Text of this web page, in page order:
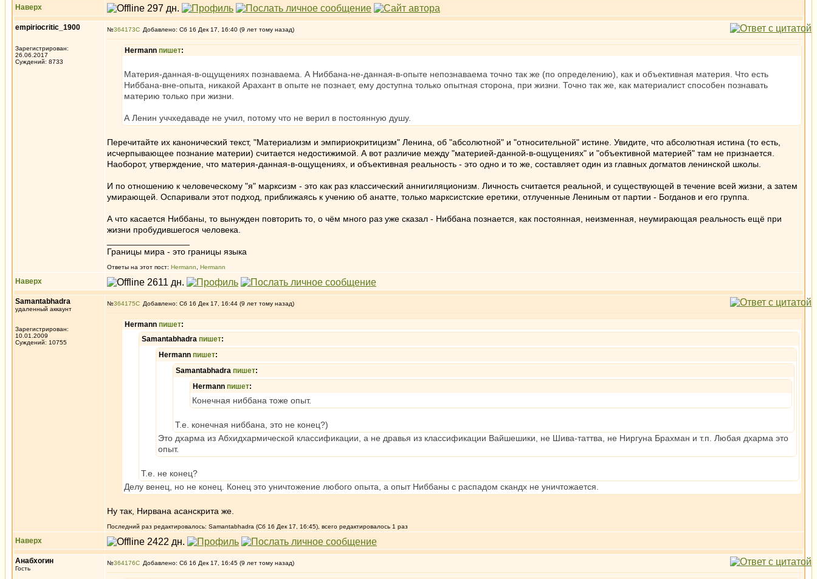
Наверх
empiriocritic_1900
Зарегистрирован:
26.06.2017
Суждений: 8733
№364173 Добавлено: Сб 16 Дек 17, 16:40 (9 лет тому назад)
Hermann пишет:
Материя-данная-в-ощущениях познаваема. А Ниббана-не-данная-в-опыте непознаваема точно так же (по определению), как и объективная материя. Что есть
Ниббана-вне-опыта, никакой Арахант в опыте не познает, ему доступна только опытная сторона, при жизни. Точно так же, как материалист способен познавать
материю только при жизни.
А Ленин уччхедаваде не учил, потому что не верил в постоянную душу.
Перечитайте их канонический текст, "Материализм и эмпириокритицизм" Ленина, об "абсолютной" и "относительной" истине. Увидите, что абсолютная истина (то есть,
исчерпывающее познание материи) считается недостижимой. А вот различие между "материей-данной-в-ощущениях" и "объективной материей" там не признается.
Наоборот, утверждение, что материя-данная-в-ощущениях, и объективная реальность - это одно и то же, составляет один из главных догматов ленинской школы.
И по отношению к человеческому "я" марксизм - это как раз классический аннигиляционизм. Личность считается реальной, и существующей в течение всей жизни, а затем
умирающей. Оспаривали этот подход, приближаясь к учению об анатте, только марксистские еретики, отлученные Лениным от партии - Богданов и его группа.
А что касается Ниббаны, то вынужден повторить то, о чём много раз уже сказал - Ниббана познается, как постоянная, неизменная, неумирающая реальность ещё при
жизни пробудившегося человека.
Границы мира - это границы языка
Ответы на этот пост: Hermann Hermann
Наверх
Samantabhadra
удаленный аккаунт
Зарегистрирован:
10.01.2009
Суждений: 10755
№364175 Добавлено: Сб 16 Дек 17, 16:44 (9 лет тому назад)
Hermann пишет:
Samantabhadra пишет:
Hermann пишет:
Samantabhadra пишет:
Hermann пишет:
Конечная ниббана тоже опыт.
Т.е. конечная ниббана, это не конец?)
Это дхарма из Абхидхармической классификации, а не дравья из классификации Вайшешики, не Шива-таттва, не Ниргуна Брахман и т.п. Любая дхарма это
опыт.
Т.е. не конец?
Делу венец, но не конец. Конец это уничтожение любого опыта, а опыт Ниббаны с распадом скандх не уничтожается.
Ну так, Нирвана асанскрита же.
Последний раз редактировалось: Samantabhadra (Сб 16 Дек 17, 16:45), всего редактировалось 1 раз
Наверх
Анабхогин
Гость
№364176 Добавлено: Сб 16 Дек 17, 16:45 (9 лет тому назад)